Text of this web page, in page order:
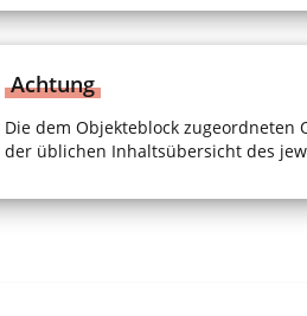
Achtung
Die dem Objekteblock zugeordneten
der üblichen Inhaltsübersicht des